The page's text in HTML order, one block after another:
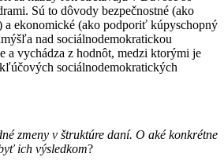
Sú to dôvody bezpečnostné (ako
a ekonomické (ako podporiť kúpyschopný
nad sociálnodemokratickou
a vychádza z hodnôt, medzi ktorými je
sociálnodemokratických
zmeny v štruktúre daní. O aké konkrétne
ich výsledkom?